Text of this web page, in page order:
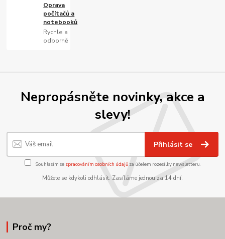
Oprava
počítačů a
notebooků
Rychle a
odborně
Nepropásněte novinky, akce a
slevy!
Přihlásit se
Souhlasím se zpracováním osobních údajůza účelem rozesílky newsletteru.
Můžete se kdykoli odhlásit. Zasíláme jednou za 14 dní.
Proč my?